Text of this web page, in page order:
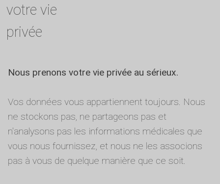
votre vie
privée
Nous prenons votre vie privée au sérieux.
Vos données vous appartiennent toujours. Nous
ne stockons pas, ne partageons pas et
n'analysons pas les informations médicales que
vous nous fournissez, et nous ne les associons
pas à vous de quelque manière que ce soit.